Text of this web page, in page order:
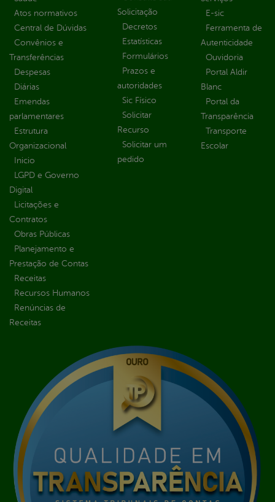
Atos normativos
Central de Dúvidas
Convênios e
Transferências
Despesas
Diárias
Emendas
parlamentares
Estrutura
Organizacional
Inicio
LGPD e Governo
Digital
Licitações e
Contratos
Obras Públicas
Planejamento e
Prestação de Contas
Receitas
Recursos Humanos
Renúncias de
Receitas
Solicitação
Decretos
Estatísticas
Formulários
Prazos e
autoridades
Sic Físico
Solicitar
Recurso
Solicitar um
pedido
E-sic
Ferramenta de
Autenticidade
Ouvidoria
Portal Aldir
Blanc
Portal da
Transparência
Transporte
Escolar